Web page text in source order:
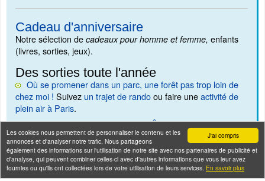
J'ai compris
Les cookies nous permettent de personnaliser le contenu et les
annonces et d'analyser notre trafic. Nous partageons
également des informations sur l'utilisation de notre site avec nos partenaires de publicité et
d'analyse, qui peuvent combiner celles-ci avec d'autres informations que vous leur avez
fournies ou qu'ils ont collectées lors de votre utilisation de leurs services. En savoir plus
Cadeau d'anniversaire
Notre sélection de cadeaux pour homme et femme, enfants
(livres, sorties, jeux).
Des sorties toute l'année
Où se promener dans un parc, une forêt pas trop loin de
chez moi ! Suivez un trajet de randoou faire uneactivité de
plein air à Paris.
Découvrir lesmicro-aventures en Île-de-France! (petites
balades)
Visites des quartiers de Paris